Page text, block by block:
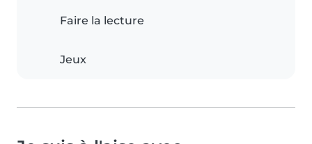
Faire la lecture
Jeux